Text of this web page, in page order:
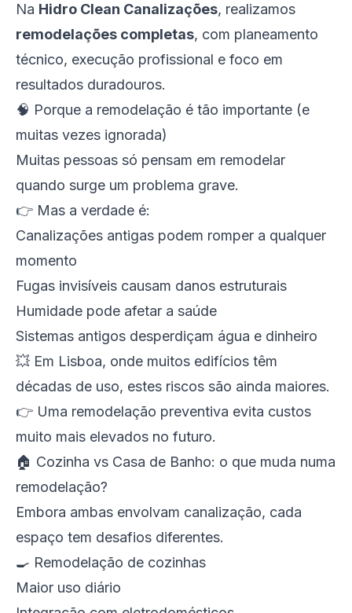
Na Hidro Clean Canalizações, realizamos
remodelações completas, com planeamento
técnico, execução profissional e foco em
resultados duradouros.
🧠 Porque a remodelação é tão importante (e
muitas vezes ignorada)
Muitas pessoas só pensam em remodelar
quando surge um problema grave.
👉 Mas a verdade é:
Canalizações antigas podem romper a qualquer
momento
Fugas invisíveis causam danos estruturais
Humidade pode afetar a saúde
Sistemas antigos desperdiçam água e dinheiro
💥 Em Lisboa, onde muitos edifícios têm
décadas de uso, estes riscos são ainda maiores.
👉 Uma remodelação preventiva evita custos
muito mais elevados no futuro.
🏠 Cozinha vs Casa de Banho: o que muda numa
remodelação?
Embora ambas envolvam canalização, cada
espaço tem desafios diferentes.
🍳 Remodelação de cozinhas
Maior uso diário